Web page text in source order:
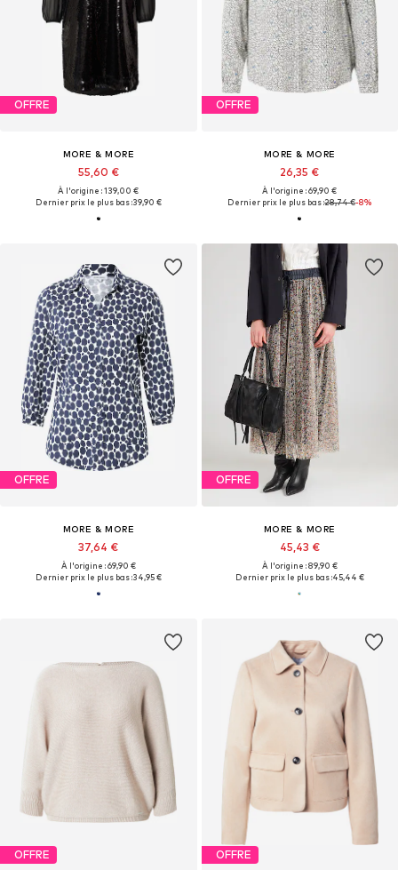
OFFRE
MORE & MORE
55,60 €
À l'origine : 139,00 €
Dernier prix le plus bas :39,90 €
OFFRE
MORE & MORE
26,35 €
À l'origine : 69,90 €
Dernier prix le plus bas :28,74 €-8%
OFFRE
MORE & MORE
37,64 €
À l'origine : 69,90 €
Dernier prix le plus bas :34,95 €
OFFRE
MORE & MORE
45,43 €
À l'origine : 89,90 €
Dernier prix le plus bas :45,44 €
OFFRE OFFRE